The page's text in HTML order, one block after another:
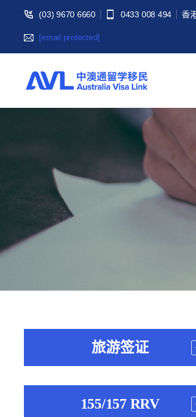
(03) 9670 6660 0433 008 494 香
[email protected]
旅游签证
155/157 RRV